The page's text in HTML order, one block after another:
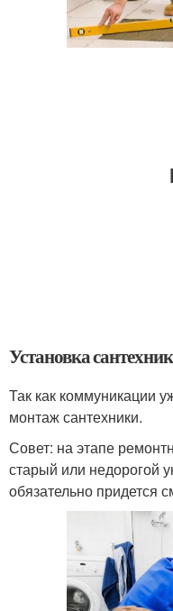
Установка
Так как коммуникации
монтаж сантехники.
Совет: на этапе
старый или недорогой
обязательно придется